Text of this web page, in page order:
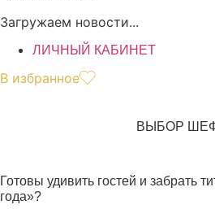
Загружаем новости...
ЛИЧНЫЙ КАБИНЕТ
В избранное
ВЫБОР
Готовы удивить гостей и забрать
года»?